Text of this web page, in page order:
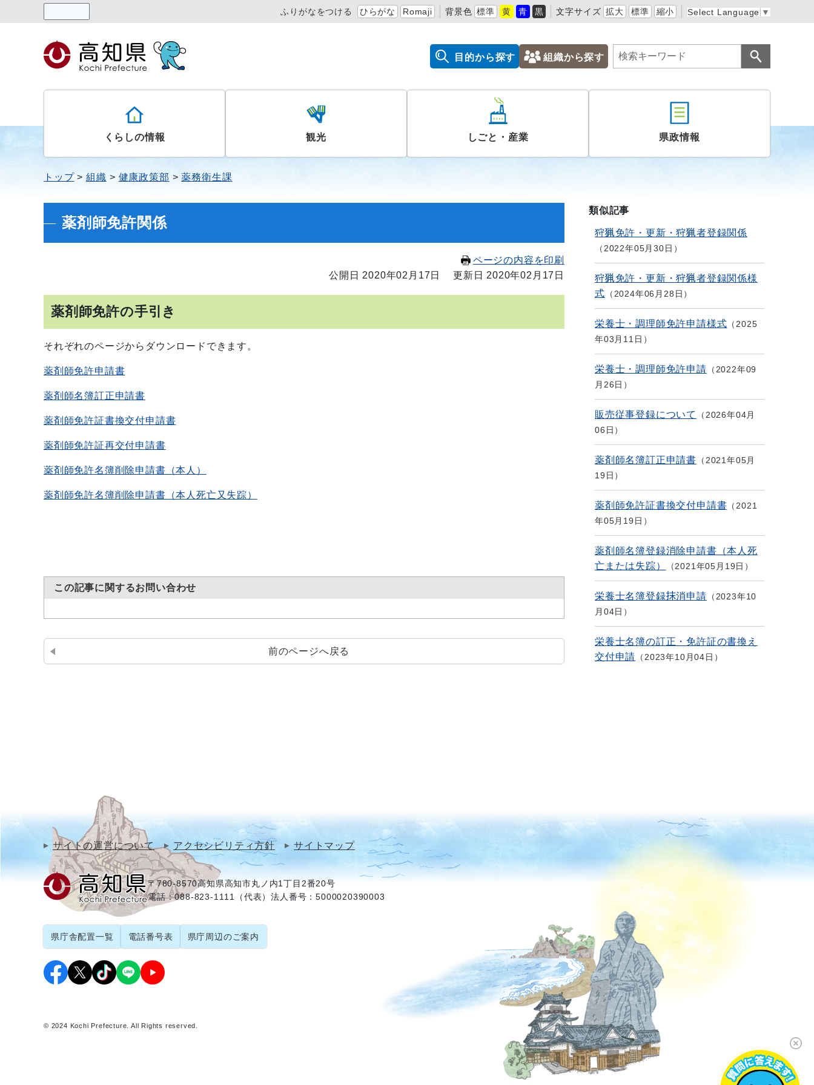
ふりがなをつける ひらがな Romaji 背景色 標準 黄 青 黒 文字サイズ 拡大 標準 縮小 Select Language ▼
目的から探す 組織から探す
くらしの情報 観光 しごと・産業 県政情報
トップ 組織 健康政策部 薬務衛生課
薬剤師免許関係
ページの内容を印刷
公開日 2020年02月17日
更新日 2020年02月17日
薬剤師免許の手引き
それぞれのページからダウンロードできます。
薬剤師免許申請書
薬剤師名簿訂正申請書
薬剤師免許証書換交付申請書
薬剤師免許証再交付申請書
薬剤師免許名簿削除申請書（本人）
薬剤師免許名簿削除申請書（本人死亡又失踪）
この記事に関するお問い合わせ
前のページへ戻る
類似記事
狩猟免許・更新・狩猟者登録関係
2022年05月30日
狩猟免許・更新・狩猟者登録関係様
式
2024年06月28日
栄養士・調理師免許申請様式
2025
年03月11日
栄養士・調理師免許申請
2022年09
月26日
販売従事登録について
2026年04月
06日
薬剤師名簿訂正申請書
2021年05月
19日
薬剤師免許証書換交付申請書
2021
年05月19日
薬剤師名簿登録消除申請書（本人死
亡または失踪）
2021年05月19日
栄養士名簿登録抹消申請
2023年10
月04日
栄養士名簿の訂正・免許証の書換え
交付申請
2023年10月04日
サイトの運営について アクセシビリティ方針 サイトマップ
〒780-8570高知県高知市丸ノ内1丁目2番20号
電話：088-823-1111（代表）法人番号：5000020390003
県庁舎配置一覧 電話番号表 県庁周辺のご案内
© 2024 Kochi Prefecture. All Rights reserved.